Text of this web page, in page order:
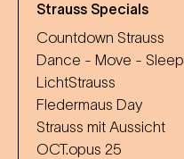
Strauss Specials
Countdown Strauss
Dance - Move - Sleep
LichtStrauss
Fledermaus Day
Strauss mit Aussicht
OCT.opus 25